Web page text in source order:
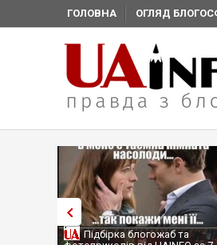
ГОЛОВНА ОГЛЯД
Підбірка блогожаб та